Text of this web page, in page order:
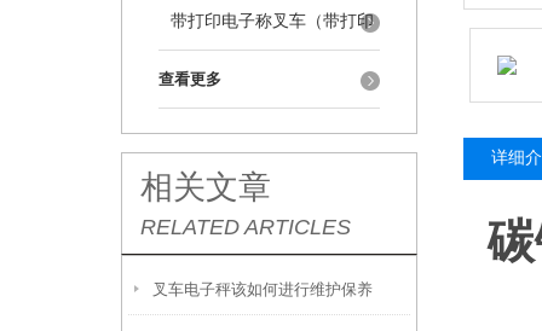
带打印电子称叉车（带打印
叉车秤）
查看更多
相关文章
RELATED ARTICLES
叉车电子秤该如何进行维护保养
详细